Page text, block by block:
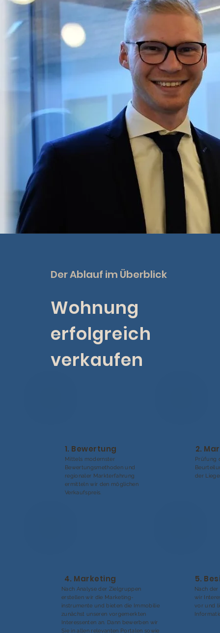
Der Ablauf im Überblick
Wohnung
erfolgreich
verkaufen
1. Bewertung
Mittels modernster
Bewertungsmethoden und
regionaler Markterfahrung
ermitteln wir den möglichen
Verkaufspreis.
2.
Prüfung
der
4. Marketing
Nach Analyse der Zielgruppen
erstellen wir die Marketing-
instrumente und bieten die Immobilie
zunächst unseren vorgemerkten
Interessenten an. Dann bewerben wir
Sie in allen relevanten Portalen sowie
5.
Nach
wir
vor und